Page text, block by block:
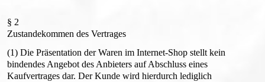
§ 2
Zustandekommen des Vertrages
(1) Die Präsentation der Waren im Internet-Shop stellt kein
bindendes Angebot des Anbieters auf Abschluss eines
Kaufvertrages dar. Der Kunde wird hierdurch lediglich